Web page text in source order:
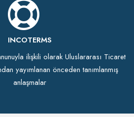
INCOTERMS
ilişkili olarak Uluslararası Ticaret
yayımlanan önceden tanımlanmış
anlaşmalar